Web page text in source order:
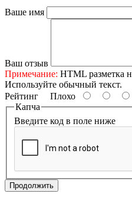
Ваше имя
Ваш отзыв
Примечание: HTML разметка
Используйте обычный текст.
Рейтинг Плохо
Капча
Введите код в поле ниже
Продолжить